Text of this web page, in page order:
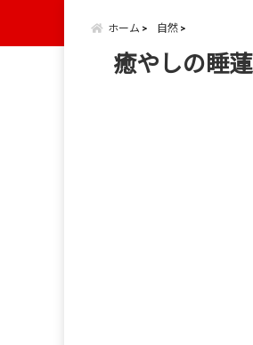
ホーム 自然
癒やしの睡蓮